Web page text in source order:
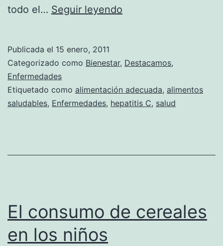
todo el… Seguir leyendo
tienen
C
Publicada el 15 enero, 2011
Categorizado como Bienestar, Destacamos,
Enfermedades
Etiquetado como alimentación adecuada, alimentos
saludables, Enfermedades, hepatitis C, salud
El consumo de cereales
en los niños